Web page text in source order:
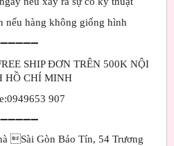
nếu hàng không giống hình
➖➖➖➖➖
SHIP ĐƠN TRÊN 500K NỘI
HỒ CHÍ MINH
907
➖➖➖➖➖
Sài Gòn Bảo Tín, 54 Trương